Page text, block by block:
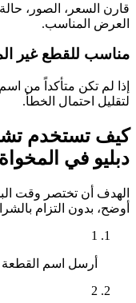
قارن السعر، الصور،
العرض المناسب.
مناسب للقطع غير
إذا لم تكن متأكداً من
لتقليل احتمال الخطأ.
كيف تستخدم
دبليو في
الهدف أن تختصر وقت
أوضح، بدون التزام
1
أرسل اسم القطعة
2